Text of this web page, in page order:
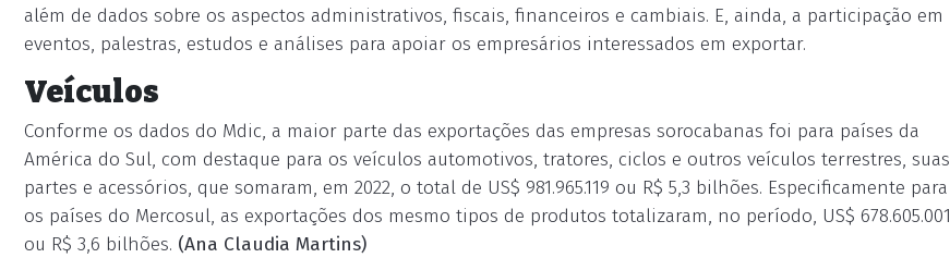
além de dados sobre os aspectos administrativos, fiscais, financeiros e cambiais. E, ainda, a participação em
eventos, palestras, estudos e análises para apoiar os empresários interessados em exportar.
Veículos
Conforme os dados do Mdic, a maior parte das exportações das empresas sorocabanas foi para países da
América do Sul, com destaque para os veículos automotivos, tratores, ciclos e outros veículos terrestres, suas
partes e acessórios, que somaram, em 2022, o total de US$ 981.965.119 ou R$ 5,3 bilhões. Especificamente para
os países do Mercosul, as exportações dos mesmo tipos de produtos totalizaram, no período, US$ 678.605.001
ou R$ 3,6 bilhões. (Ana Claudia Martins)